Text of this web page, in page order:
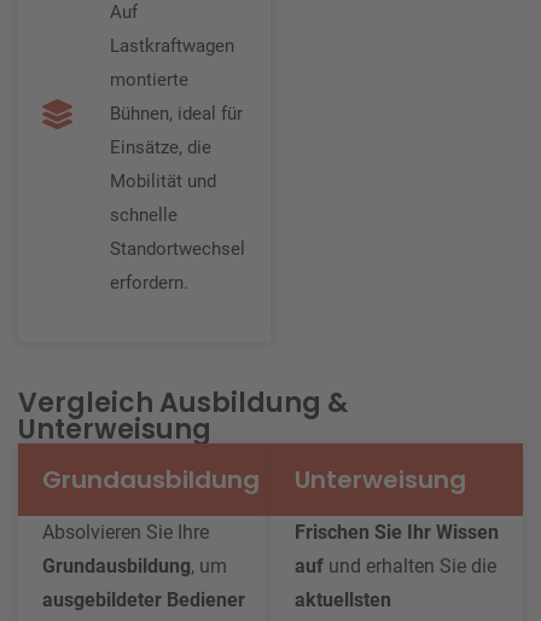
Auf
Lastkraftwagen
montierte
Bühnen, ideal für
Einsätze, die
Mobilität und
schnelle
Standortwechsel
erfordern.
Vergleich Ausbildung &
Unterweisung
Grundausbildung
Absolvieren Sie Ihre
Grundausbildung, um
ausgebildeter Bediener
Unterweisung
Frischen Sie Ihr Wissen
auf und erhalten Sie die
aktuellsten